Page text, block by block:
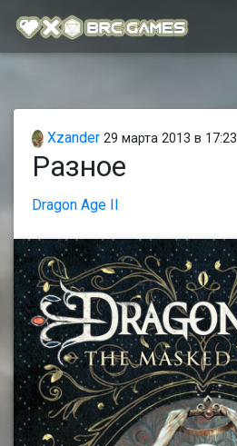
Xzander 29 марта 2013 в 17:23
Разное
Dragon Age II